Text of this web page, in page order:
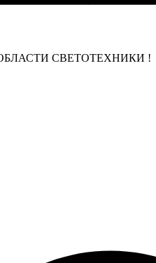
СВЕТОТЕХНИКИ !